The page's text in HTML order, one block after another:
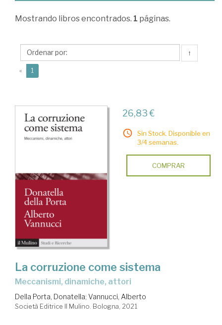
Vannucci,
Mostrando libros encontrados. 1 páginas.
↑
« 1
26,83 €
Sin Stock. Disponible en
3/4 semanas.
COMPRAR
La corruzione come sistema
meccanismi, dinamiche, attori
Della Porta, Donatella; Vannucci, Alberto
Società Editrice Il Mulino. Bologna, 2021